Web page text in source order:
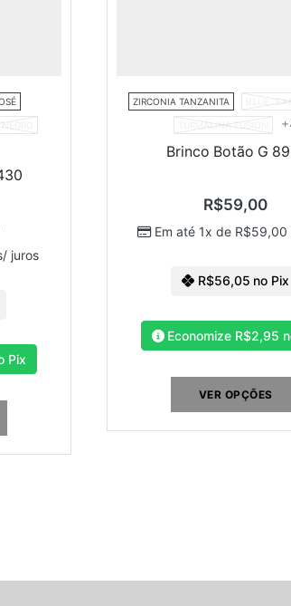
juros
Pix
ZIRCONIA TANZANITA BLUE
TURMALINA FUSION
Brinco Botão G
R$59,00
Em até 1x de R$59,00
R$56,05 no Pix
Economize R$2,95
VER OPÇÕES